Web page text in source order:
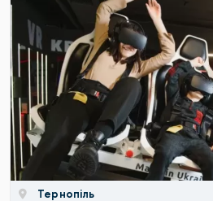
Тернопіль